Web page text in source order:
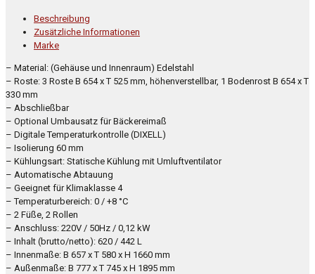
Menge
Beschreibung
Zusätzliche Informationen
Marke
– Material: (Gehäuse und Innenraum) Edelstahl
– Roste: 3 Roste B 654 x T 525 mm, höhenverstellbar, 1 Bodenrost B 654 x T
330 mm
– Abschließbar
– Optional Umbausatz für Bäckereimaß
– Digitale Temperaturkontrolle (DIXELL)
– Isolierung 60 mm
– Kühlungsart: Statische Kühlung mit Umluftventilator
– Automatische Abtauung
– Geeignet für Klimaklasse 4
– Temperaturbereich: 0 / +8 °C
– 2 Füße, 2 Rollen
– Anschluss: 220V / 50Hz / 0,12 kW
– Inhalt (brutto/netto): 620 / 442 L
– Innenmaße: B 657 x T 580 x H 1660 mm
– Außenmaße: B 777 x T 745 x H 1895 mm